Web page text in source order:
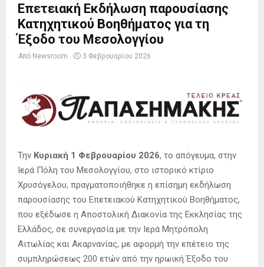
Επετειακή Εκδήλωση παρουσίασης
Κατηχητικού Βοηθήματος για τη
Έξοδο του Μεσολογγίου
Από Newsroom 3 Φεβρουαρίου 2026
Την Κυριακή 1 Φεβρουαρίου 2026, το απόγευμα, στην
Ιερά Πόλη του Μεσολογγίου, στο ιστορικό κτίριο
Χρυσόγελου, πραγματοποιήθηκε η επίσημη εκδήλωση
παρουσίασης του Επετειακού Κατηχητικού Βοηθήματος,
που εξέδωσε η Αποστολική Διακονία της Εκκλησίας της
Ελλάδος, σε συνεργασία με την Ιερά Μητρόπολη
Αιτωλίας και Ακαρνανίας, με αφορμή την επέτειο της
συμπληρώσεως 200 ετών από την ηρωική Έξοδο του